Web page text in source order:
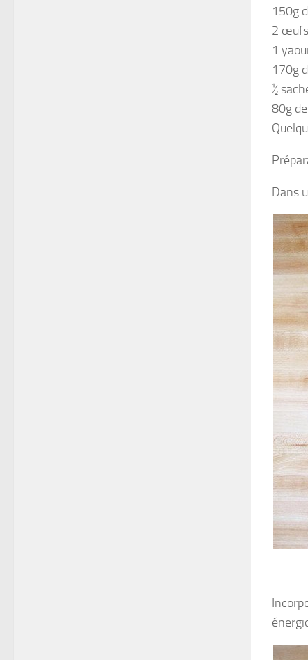
150g
2 œufs
1
170g
½
80g
Dans